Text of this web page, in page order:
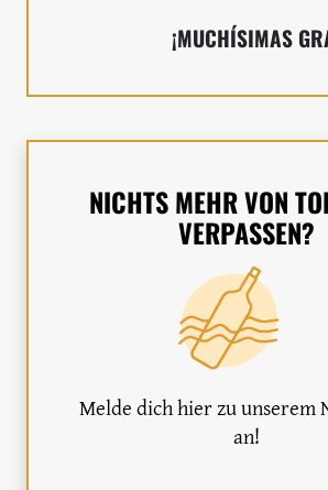
¡MUCHÍSIMAS
NICHTS MEHR VON
VERPASSEN?
Melde dich hier zu unserem
an!